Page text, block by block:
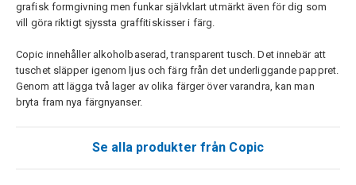
grafisk formgivning men funkar självklart utmärkt även för dig som
vill göra riktigt sjyssta graffitiskisser i färg.
Copic innehåller alkoholbaserad, transparent tusch. Det innebär att
tuschet släpper igenom ljus och färg från det underliggande pappret.
Genom att lägga två lager av olika färger över varandra, kan man
bryta fram nya färgnyanser.
Se alla produkter från Copic